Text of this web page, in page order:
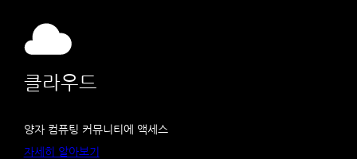
클라우드
양자 컴퓨팅 커뮤니티에 액세스
자세히 알아보기